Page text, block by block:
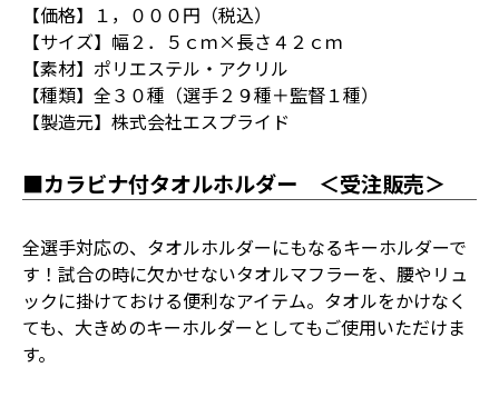
【価格】１，０００円（税込）
【サイズ】幅２．５ｃｍ×長さ４２ｃｍ
【素材】ポリエステル・アクリル
【種類】全３０種（選手２９種＋監督１種）
【製造元】株式会社エスプライド
■カラビナ付タオルホルダー ＜受注販売＞
全選手対応の、タオルホルダーにもなるキーホルダーで
す！試合の時に欠かせないタオルマフラーを、腰やリュ
ックに掛けておける便利なアイテム。タオルをかけなく
ても、大きめのキーホルダーとしてもご使用いただけま
す。